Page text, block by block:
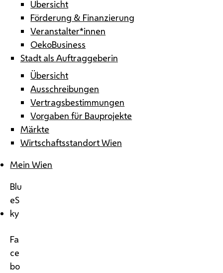
Übersicht
Förderung & Finanzierung
Veranstalter*innen
OekoBusiness
Stadt als Auftraggeberin
Übersicht
Ausschreibungen
Vertragsbestimmungen
Vorgaben für Bauprojekte
Märkte
Wirtschaftsstandort Wien
Mein Wien
Blu
eS
ky
Fa
ce
bo